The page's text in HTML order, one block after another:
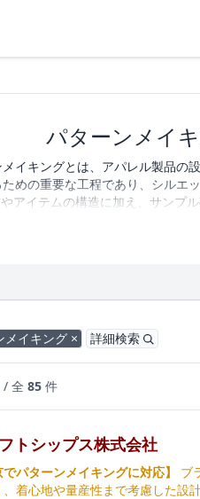
パターンメイ
イキングとは、アパレル製品の
めの重要な工程であり、シルエ
アイテムの構造に加え、サンプ
メイキングを依頼する際は、対応
ながらOEMメーカーや業者を選
メイキング × 詳細検索
/ 全 85 件
トシップス株式会社
でパターンメイキングに対応】
ブ
、着心地や量産性まで考慮した設